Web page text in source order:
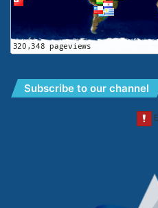
Subscribe to our channel